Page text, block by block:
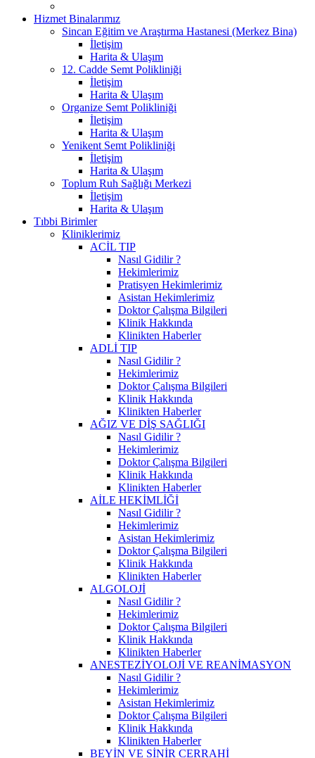
Hizmet Binalarımız
Sincan Eğitim ve Araştırma Hastanesi (Merkez Bina)
İletişim
Harita & Ulaşım
12. Cadde Semt Polikliniği
İletişim
Harita & Ulaşım
Organize Semt Polikliniği
İletişim
Harita & Ulaşım
Yenikent Semt Polikliniği
İletişim
Harita & Ulaşım
Toplum Ruh Sağlığı Merkezi
İletişim
Harita & Ulaşım
Tıbbi Birimler
Kliniklerimiz
ACİL TIP
Nasıl Gidilir ?
Hekimlerimiz
Pratisyen Hekimlerimiz
Asistan Hekimlerimiz
Doktor Çalışma Bilgileri
Klinik Hakkında
Klinikten Haberler
ADLİ TIP
Nasıl Gidilir ?
Hekimlerimiz
Doktor Çalışma Bilgileri
Klinik Hakkında
Klinikten Haberler
AĞIZ VE DİŞ SAĞLIĞI
Nasıl Gidilir ?
Hekimlerimiz
Doktor Çalışma Bilgileri
Klinik Hakkında
Klinikten Haberler
AİLE HEKİMLİĞİ
Nasıl Gidilir ?
Hekimlerimiz
Asistan Hekimlerimiz
Doktor Çalışma Bilgileri
Klinik Hakkında
Klinikten Haberler
ALGOLOJİ
Nasıl Gidilir ?
Hekimlerimiz
Doktor Çalışma Bilgileri
Klinik Hakkında
Klinikten Haberler
ANESTEZİYOLOJİ VE REANİMASYON
Nasıl Gidilir ?
Hekimlerimiz
Asistan Hekimlerimiz
Doktor Çalışma Bilgileri
Klinik Hakkında
Klinikten Haberler
BEYİN VE SİNİR CERRAHİ